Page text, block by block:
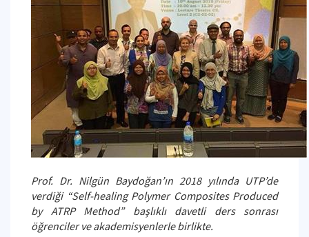
Prof. Dr. Nilgün Baydoğan’ın 2018 yılında UTP’de
verdiği “Self-healing Polymer Composites Produced
by ATRP Method” başlıklı davetli ders sonrası
öğrenciler ve akademisyenlerle birlikte.